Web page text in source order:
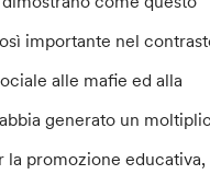
importante nel
alle mafie ed alla
generato un
la promozione educativa,